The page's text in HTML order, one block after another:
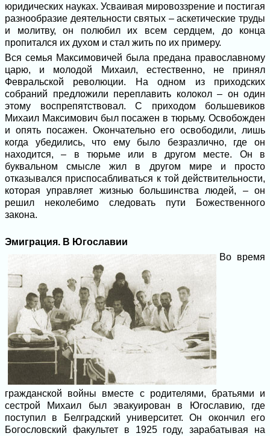
юридических науках. Усваивая мировоззрение и постигая
разнообразие деятельности святых – аскетические труды
и молитву, он полюбил их всем сердцем, до конца
пропитался их духом и стал жить по их примеру.
Вся семья Максимовичей была предана православному
царю, и молодой Михаил, естественно, не принял
Февральской революции. На одном из приходских
собраний предложили переплавить колокол – он один
этому воспрепятствовал. С приходом большевиков
Михаил Максимович был посажен в тюрьму. Освобожден
и опять посажен. Окончательно его освободили, лишь
когда убедились, что ему было безразлично, где он
находится, – в тюрьме или в другом месте. Он в
буквальном смысле жил в другом мире и просто
отказывался приспосабливаться к той действительности,
которая управляет жизнью большинства людей, – он
решил неколебимо следовать пути Божественного
закона.
Эмиграция. В Югославии
Во время
гражданской войны вместе с родителями, братьями и
сестрой Михаил был эвакуирован в Югославию, где
поступил в Белградский университет. Он окончил его
Богословский факультет в 1925 году, зарабатывая на